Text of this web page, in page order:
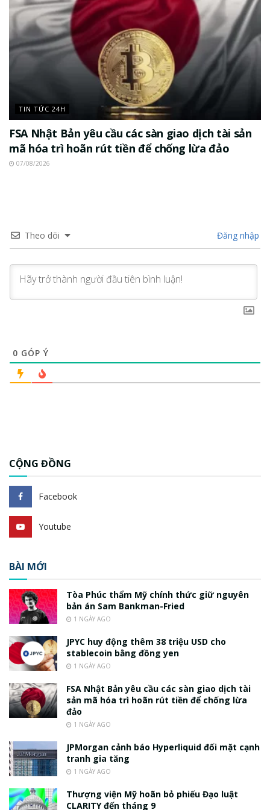
TIN TỨC 24H
FSA Nhật Bản yêu cầu các sàn giao dịch tài sản
mã hóa trì hoãn rút tiền để chống lừa đảo
07/08/2026
Theo dõi Đăng nhập
0 GÓP Ý
CỘNG ĐỒNG
Facebook
Youtube
BÀI MỚI
Tòa Phúc thẩm Mỹ chính thức giữ nguyên
bản án Sam Bankman-Fried
1 NGÀY AGO
JPYC huy động thêm 38 triệu USD cho
stablecoin bằng đồng yen
1 NGÀY AGO
FSA Nhật Bản yêu cầu các sàn giao dịch tài
sản mã hóa trì hoãn rút tiền để chống lừa
đảo
1 NGÀY AGO
JPMorgan cảnh báo Hyperliquid đối mặt cạnh
tranh gia tăng
1 NGÀY AGO
Thượng viện Mỹ hoãn bỏ phiếu Đạo luật
CLARITY đến tháng 9